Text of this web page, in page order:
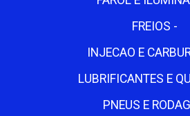
FREIOS -
INJECAO E
LUBRIFICANTES E
PNEUS E